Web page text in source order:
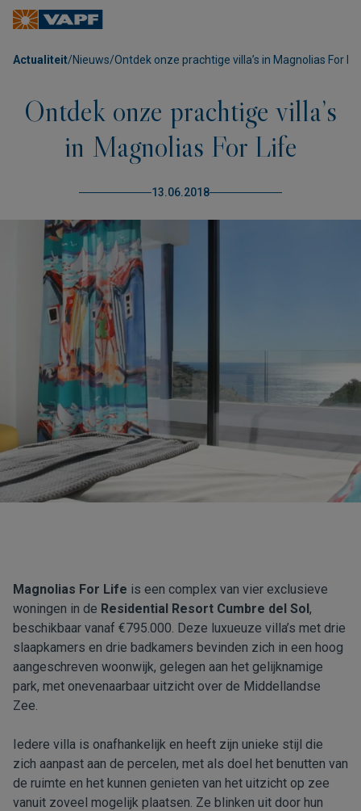
Actualiteit/Nieuws/Ontdek onze prachtige villa’s in Magnolias For
Ontdek onze prachtige villa’s
in Magnolias For Life
13.06.2018
Magnolias For Life is een complex van vier exclusieve
woningen in de Residential Resort Cumbre del Sol,
beschikbaar vanaf €795.000. Deze luxueuze villa’s met drie
slaapkamers en drie badkamers bevinden zich in een hoog
aangeschreven woonwijk, gelegen aan het gelijknamige
park, met onevenaarbaar uitzicht over de Middellandse
Zee.
Iedere villa is onafhankelijk en heeft zijn unieke stijl die
zich aanpast aan de percelen, met als doel het benutten van
de ruimte en het kunnen genieten van het uitzicht op zee
vanuit zoveel mogelijk plaatsen. Ze blinken uit door hun